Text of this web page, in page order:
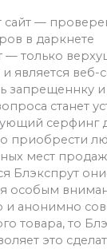
сайт —
в даркнете
только
является веб-
запрещеннку
станет
серфинг
приобрести
мест
Блэкспрут
особым
и анонимно
товара, то
это